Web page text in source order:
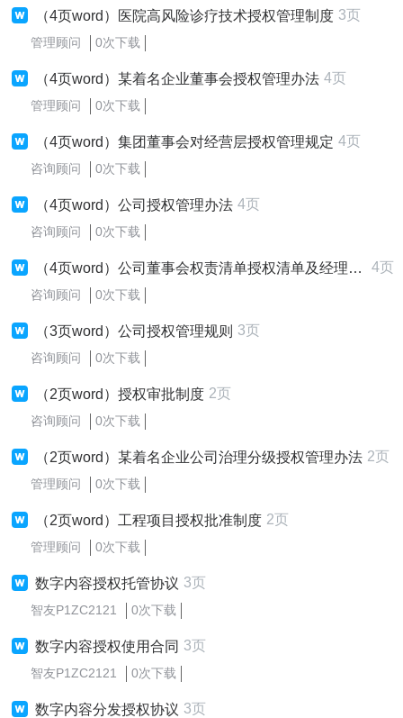
（4页word）医院高风险诊疗技术授权管理制度 3页
管理顾问 0次下载
（4页word）某着名企业董事会授权管理办法 4页
管理顾问 0次下载
（4页word）集团董事会对经营层授权管理规定 4页
咨询顾问 0次下载
（4页word）公司授权管理办法 4页
咨询顾问 0次下载
（4页word）公司董事会权责清单授权清单及经理层权责清单 4页
咨询顾问 0次下载
（3页word）公司授权管理规则 3页
咨询顾问 0次下载
（2页word）授权审批制度 2页
咨询顾问 0次下载
（2页word）某着名企业公司治理分级授权管理办法 2页
管理顾问 0次下载
（2页word）工程项目授权批准制度 2页
管理顾问 0次下载
数字内容授权托管协议 3页
智友P1ZC2121 0次下载
数字内容授权使用合同 3页
智友P1ZC2121 0次下载
数字内容分发授权协议 3页